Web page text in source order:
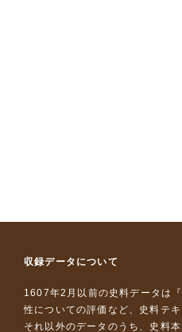
収録データについて
1607年2月以前の史料データは『
性についての評価など、史料テ
それ以外のデータのうち、史料